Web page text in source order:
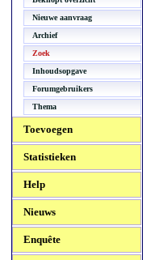
Nieuwe aanvraag
Archief
Zoek
Inhoudsopgave
Forumgebruikers
Thema
Toevoegen
Statistieken
Help
Nieuws
Enquête